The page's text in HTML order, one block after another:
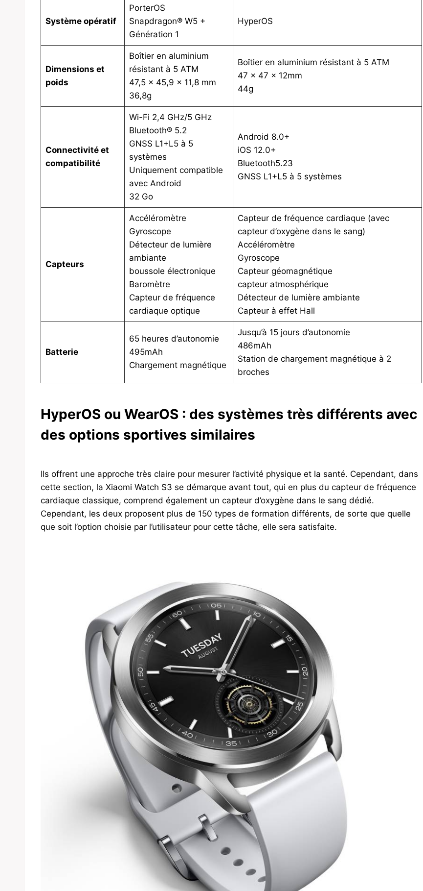
Système opératif
PorterOS
Snapdragon® W5 +
Génération 1
HyperOS
Dimensions et
poids
Boîtier en aluminium
résistant à 5 ATM
47,5 × 45,9 x 11,8 mm
36,8g
Boîtier en aluminium résistant à 5 ATM
47 × 47 × 12mm
44g
Connectivité et
compatibilité
Wi-Fi 2,4 GHz/5 GHz
Bluetooth® 5.2
GNSS L1+L5 à 5
systèmes
Uniquement compatible
avec Android
32 Go
Android 8.0+
iOS 12.0+
Bluetooth5.23
GNSS L1+L5 à 5 systèmes
Capteurs
Accéléromètre
Gyroscope
Détecteur de lumière
ambiante
boussole électronique
Baromètre
Capteur de fréquence
cardiaque optique
Capteur de fréquence cardiaque (avec
capteur d’oxygène dans le sang)
Accéléromètre
Gyroscope
Capteur géomagnétique
capteur atmosphérique
Détecteur de lumière ambiante
Capteur à effet Hall
Batterie
65 heures d’autonomie
495mAh
Chargement magnétique
Jusqu’à 15 jours d’autonomie
486mAh
Station de chargement magnétique à 2
broches
HyperOS ou WearOS : des systèmes très différents avec
des options sportives similaires
Ils offrent une approche très claire pour mesurer l’activité physique et la santé. Cependant, dans
cette section, la Xiaomi Watch S3 se démarque avant tout, qui en plus du capteur de fréquence
cardiaque classique, comprend également un capteur d’oxygène dans le sang dédié.
Cependant, les deux proposent plus de 150 types de formation différents, de sorte que quelle
que soit l’option choisie par l’utilisateur pour cette tâche, elle sera satisfaite.